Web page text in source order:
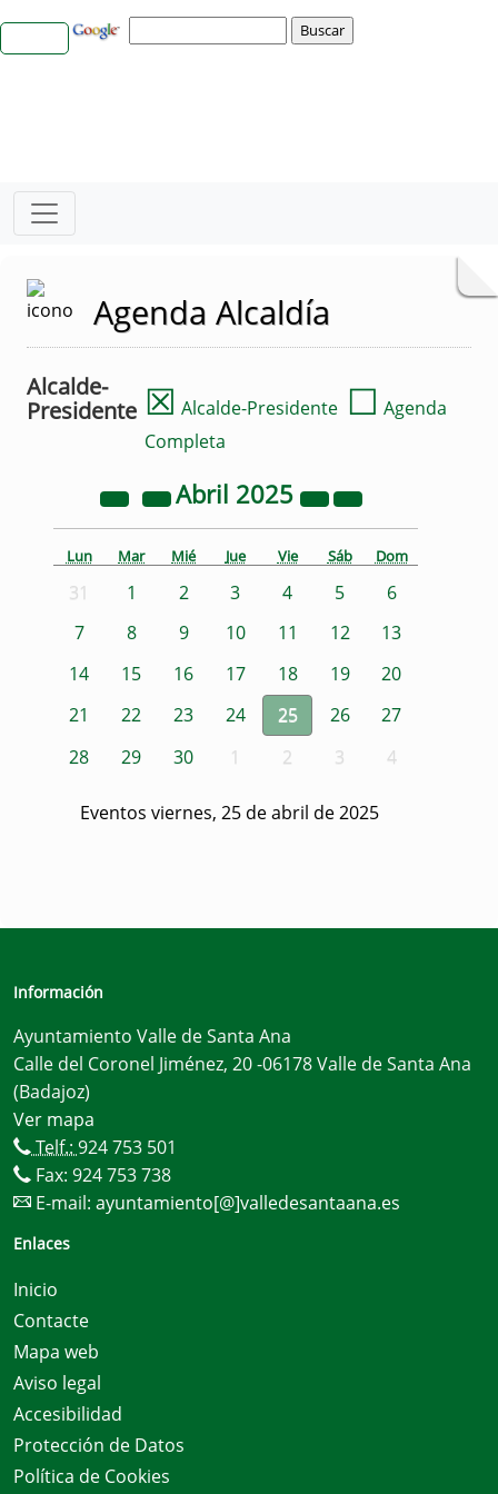
Agenda Alcaldía
Alcalde-
Presidente ☒ Alcalde-Presidente ☐ Agenda
Completa
Abril 2025
Lun Mar Mié Jue Vie Sáb Dom
31 1 2 3 4 5
6
7
8 9 10 11 12
13
14
15 16 17 18 19
20
21
22 23 24 25 26
27
28
29 30 1 2 3 4
Eventos viernes, 25 de abril de 2025
Información
Ayuntamiento Valle de Santa Ana
Calle del Coronel Jiménez, 20 -06178 Valle de Santa Ana
(Badajoz)
Ver mapa
Telf.: 924 753 501
Fax: 924 753 738
E-mail: ayuntamiento[@]valledesantaana.es
Enlaces
Inicio
Contacte
Mapa web
Aviso legal
Accesibilidad
Protección de Datos
Política de Cookies